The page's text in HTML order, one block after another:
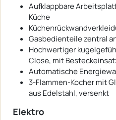
Aufklappbare
Küche
Gasbedienteile zentral
Hochwertiger
Close, mit
Automatische
3-Flammen-Kocher mit
aus Edelstahl, versenkt
Elektro